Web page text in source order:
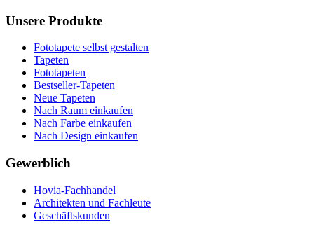
Unsere Produkte
Fototapete selbst gestalten
Tapeten
Fototapeten
Bestseller-Tapeten
Neue Tapeten
Nach Raum einkaufen
Nach Farbe einkaufen
Nach Design einkaufen
Gewerblich
Hovia-Fachhandel
Architekten und Fachleute
Geschäftskunden